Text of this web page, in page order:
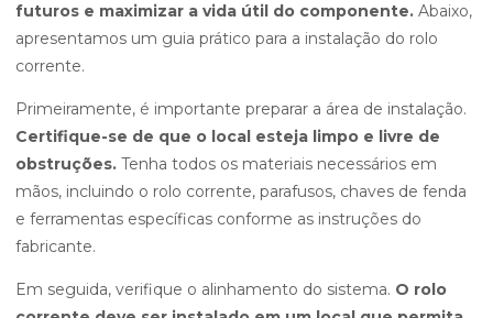
futuros e maximizar a vida útil do componente. Abaixo,
apresentamos um guia prático para a instalação do rolo
corrente.
Primeiramente, é importante preparar a área de instalação.
Certifique-se de que o local esteja limpo e livre de
obstruções. Tenha todos os materiais necessários em
mãos, incluindo o rolo corrente, parafusos, chaves de fenda
e ferramentas específicas conforme as instruções do
fabricante.
Em seguida, verifique o alinhamento do sistema. O rolo